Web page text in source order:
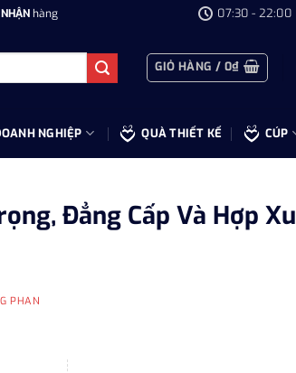
hàng 07:30 - 22:00
GIỎ HÀNG / 0₫
NGHIỆP QUÀ THIẾT KẾ CÚP
Đẳng Cấp Và Hợp Xu
PHAN